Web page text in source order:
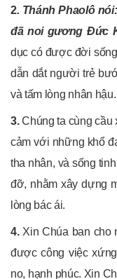
2. Thánh Phaolô
đã noi gương Đức
dục có được đời
dẫn dắt người trẻ
và tấm lòng nhân hậu.
3.Chúng ta cùng cầu
cảm với những khổ
tha nhân, và sống
đỡ, nhằm xây dựng
lòng bác ái.
4.Xin Chúa ban cho
được công việc
no, hạnh phúc. Xin